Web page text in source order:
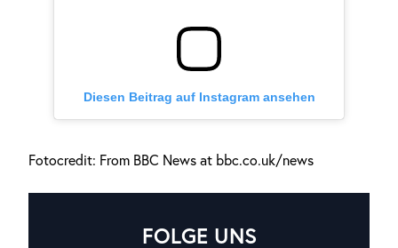
Diesen Beitrag auf Instagram ansehen
Fotocredit: From BBC News at bbc.co.uk/news
FOLGE UNS